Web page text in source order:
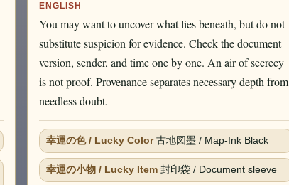
ENGLISH
You may want to uncover what lies beneath, but do not
substitute suspicion for evidence. Check the document
version, sender, and time one by one. An air of secrecy
is not proof. Provenance separates necessary depth from
needless doubt.
幸運の色 / Lucky Color古地図墨 / Map-Ink Black
幸運の小物 / Lucky Item封印袋 / Document sleeve